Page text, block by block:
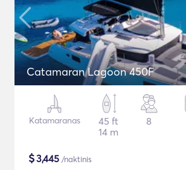
Catamaran Lagoon 450F
Katamaranas
45 ft
14 m
8
$3,445 /naktinis